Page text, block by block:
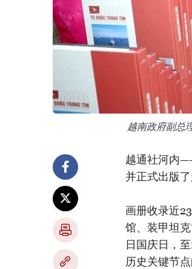
越南政府副总
越通社河内
并正式出版
画册收录近
馆、装甲坦
日国庆日，
历史关键节